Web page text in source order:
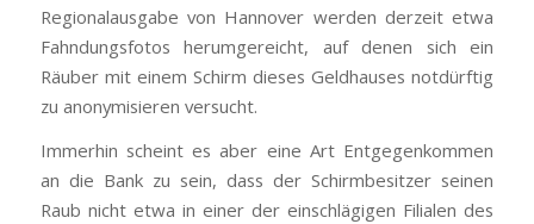
Regionalausgabe von Hannover werden derzeit etwa
Fahndungsfotos herumgereicht, auf denen sich ein
Räuber mit einem Schirm dieses Geldhauses notdürftig
zu anonymisieren versucht.
Immerhin scheint es aber eine Art Entgegenkommen
an die Bank zu sein, dass der Schirmbesitzer seinen
Raub nicht etwa in einer der einschlägigen Filialen des